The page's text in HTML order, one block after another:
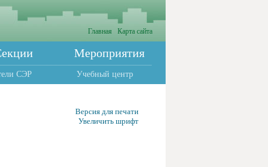
Главная Карта сайта
Мероприятия
СЭР Учебный центр
Версия для печати
Увеличить шрифт